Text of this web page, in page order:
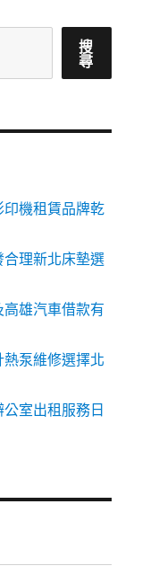
搜
尋
機租賃品牌乾
理新北床墊選
雄汽車借款有
泵維修選擇北
室出租服務日